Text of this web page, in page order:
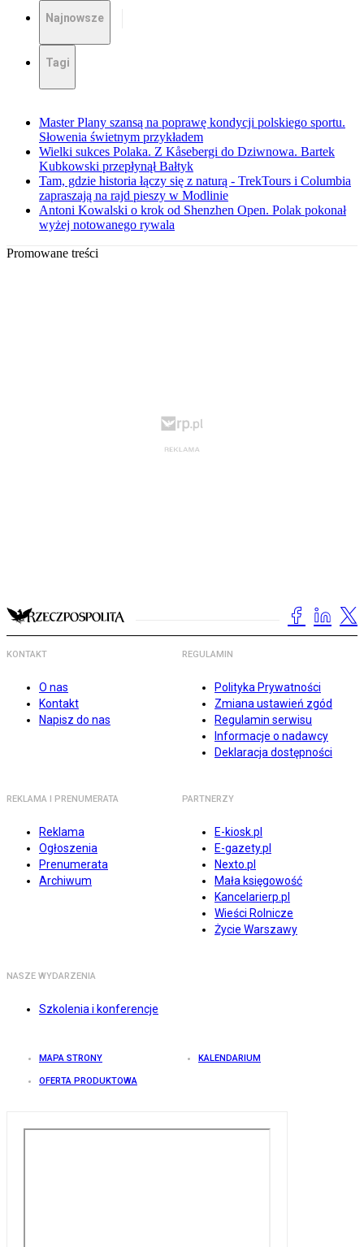
Najnowsze
Tagi
Master Plany szansą na poprawę kondycji polskiego sportu.
Słowenia świetnym przykładem
Wielki sukces Polaka. Z Kåsebergi do Dziwnowa. Bartek
Kubkowski przepłynął Bałtyk
Tam, gdzie historia łączy się z naturą - TrekTours i Columbia
zapraszają na rajd pieszy w Modlinie
Antoni Kowalski o krok od Shenzhen Open. Polak pokonał
wyżej notowanego rywala
Promowane treści
KONTAKT
O nas
Kontakt
Napisz do nas
REGULAMIN
Polityka Prywatności
Zmiana ustawień zgód
Regulamin serwisu
Informacje o nadawcy
Deklaracja dostępności
REKLAMA I PRENUMERATA
Reklama
Ogłoszenia
Prenumerata
Archiwum
PARTNERZY
E-kiosk.pl
E-gazety.pl
Nexto.pl
Mała księgowość
Kancelarierp.pl
Wieści Rolnicze
Życie Warszawy
NASZE WYDARZENIA
Szkolenia i konferencje
MAPA STRONY KALENDARIUM
OFERTA PRODUKTOWA